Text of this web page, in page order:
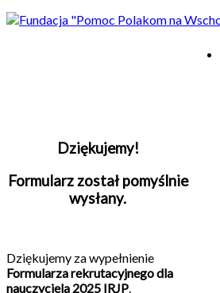
Dziękujemy!
Formularz został pomyślnie
wysłany.
Dziękujemy za wypełnienie
Formularza rekrutacyjnego dla
nauczyciela 2025 IRJP